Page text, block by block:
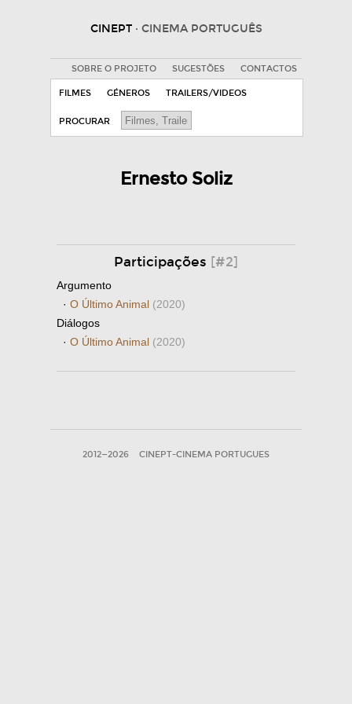
CINEPT · CINEMA PORTUGUÊS
SOBRE O PROJETO SUGESTÕES CONTACTOS
FILMES GÉNEROS TRAILERS/VIDEOS
PROCURAR
Ernesto Soliz
Participações [#2]
Argumento
· O Último Animal (2020)
Diálogos
· O Último Animal (2020)
2012—2026 CINEPT-CINEMA PORTUGUES